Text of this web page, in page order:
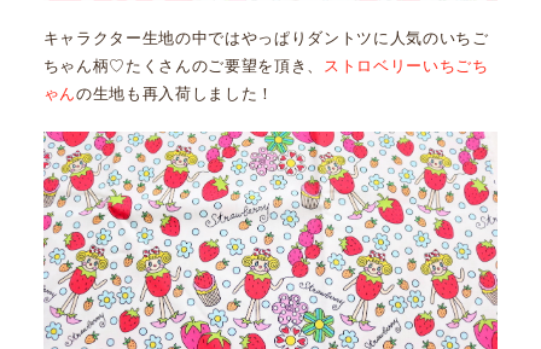
キャラクター生地の中ではやっぱりダントツに人気のいちご
ちゃん柄♡たくさんのご要望を頂き、
ストロベリーいちごち
ゃんの生地も再入荷しました！